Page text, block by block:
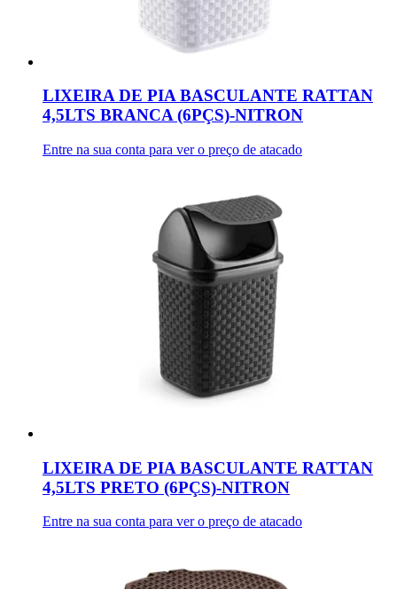
LIXEIRA DE PIA BASCULANTE RATTAN
4,5LTS BRANCA (6PÇS)-NITRON
Entre na sua conta para ver o preço de atacado
LIXEIRA DE PIA BASCULANTE RATTAN
4,5LTS PRETO (6PÇS)-NITRON
Entre na sua conta para ver o preço de atacado